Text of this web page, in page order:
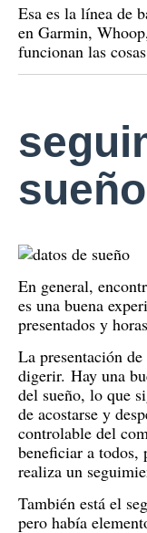
Esa es la línea de
en Garmin,
funcionan las
sueño
En general,
es una buena
presentados y
La presentación
digerir. Hay una
del sueño, lo que
de acostarse y
controlable del
beneficiar a todos,
realiza un
También está el
pero había